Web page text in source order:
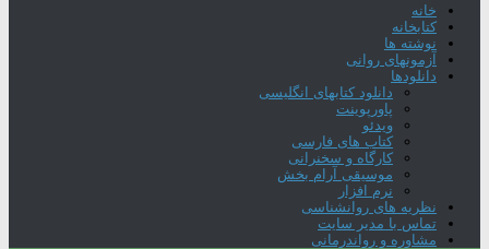
خانه
کتابخانه
نوشته ها
آزمونهای روانی
دانلودها
دانلود کتابهای انگلیسی
پاورپوینت
ویدئو
کتاب های فارسی
کارگاه و سخنرانی
موسیقی آرام بخش
نرم افزار
نظریه های روانشناسی
تماس با مدیر سایت
مشاوره و رواندرمانی